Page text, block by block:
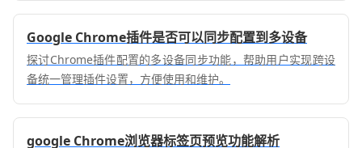
Google Chrome插件是否可以同步配置到多设备
探讨Chrome插件配置的多设备同步功能，帮助用户实现跨设
备统一管理插件设置，方便使用和维护。
google Chrome浏览器标签页预览功能解析